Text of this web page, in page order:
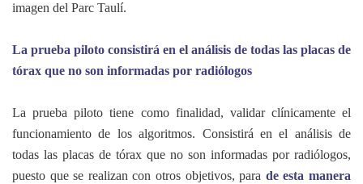
imagen del Parc Taulí.
La prueba piloto consistirá en el análisis de todas las placas de
tórax que no son informadas por radiólogos
La prueba piloto tiene como finalidad, validar clínicamente el
funcionamiento de los algoritmos. Consistirá en el análisis de
todas las placas de tórax que no son informadas por radiólogos,
puesto que se realizan con otros objetivos, para de esta manera